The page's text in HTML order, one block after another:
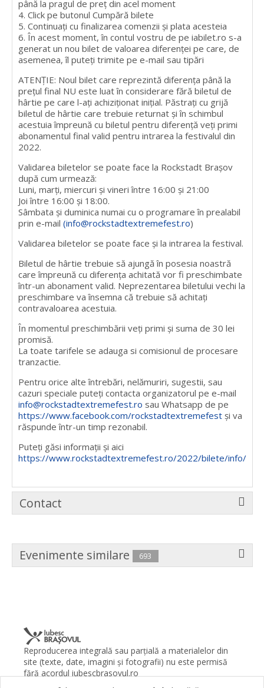
până la pragul de preț din acel moment
4. Click pe butonul Cumpără bilete
5. Continuați cu finalizarea comenzii și plata acesteia
6. În acest moment, în contul vostru de pe iabilet.ro s-a
generat un nou bilet de valoarea diferenței pe care, de
asemenea, îl puteți trimite pe e-mail sau tipări
ATENȚIE: Noul bilet care reprezintă diferența până la
prețul final NU este luat în considerare fără biletul de
hârtie pe care l-ați achiziționat inițial. Păstrați cu grijă
biletul de hârtie care trebuie returnat și în schimbul
acestuia împreună cu biletul pentru diferență veți primi
abonamentul final valid pentru intrarea la festivalul din
2022.
Validarea biletelor se poate face la Rockstadt Brașov
după cum urmează:
Luni, marți, miercuri și vineri între 16:00 și 21:00
Joi între 16:00 și 18:00.
Sâmbata și duminica numai cu o programare în prealabil
prin e-mail (info@rockstadtextremefest.ro)
Validarea biletelor se poate face și la intrarea la festival.
Biletul de hârtie trebuie să ajungă în posesia noastră
care împreună cu diferența achitată vor fi preschimbate
într-un abonament valid. Neprezentarea biletului vechi la
preschimbare va însemna că trebuie să achitați
contravaloarea acestuia.
În momentul preschimbării veți primi și suma de 30 lei
promisă.
La toate tarifele se adauga si comisionul de procesare
tranzactie.
Pentru orice alte întrebări, nelămuriri, sugestii, sau
cazuri speciale puteți contacta organizatorul pe e-mail
info@rockstadtextremefest.ro sau Whatsapp de pe
https://www.facebook.com/rockstadtextremefestși va
răspunde într-un timp rezonabil.
Puteți găsi informații și aici
https://www.rockstadtextremefest.ro/2022/bilete/info/
Contact
Evenimente similare 693
Reproducerea integrală sau parţială a materialelor din
site (texte, date, imagini şi fotografii) nu este permisă
fără acordul iubescbrasovul.ro